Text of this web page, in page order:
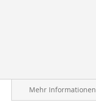
Mehr Informationen